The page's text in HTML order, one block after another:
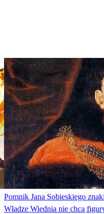
Pomnik Jana Sobieskiego
Władze Wiednia nie chcą